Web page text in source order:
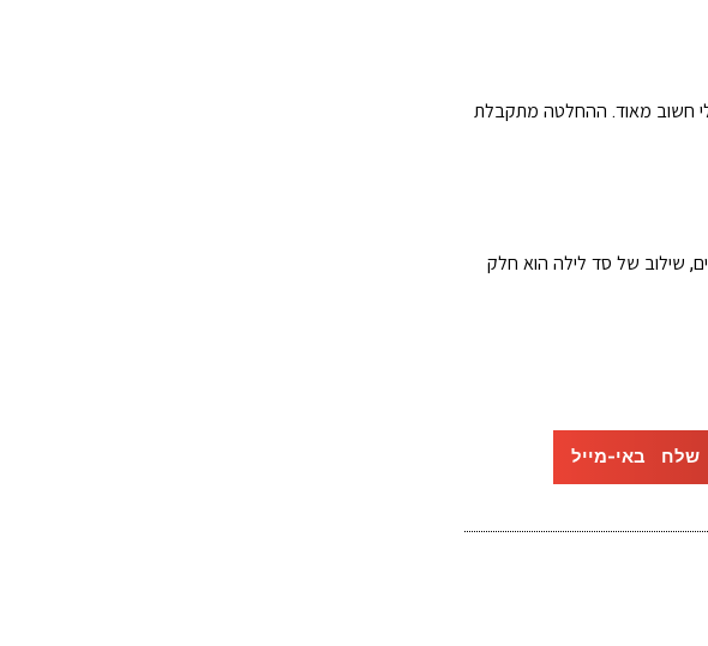
חשוב מאוד. ההחלטה מתקבלת
שילוב של סד לילה הוא חלק
שלח באי-מייל